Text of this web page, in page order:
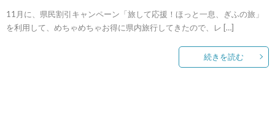
11月に、県民割引キャンペーン「旅して応援！ほっと一息、ぎふの旅」
を利用して、めちゃめちゃお得に県内旅行してきたので、レ […]
続きを読む